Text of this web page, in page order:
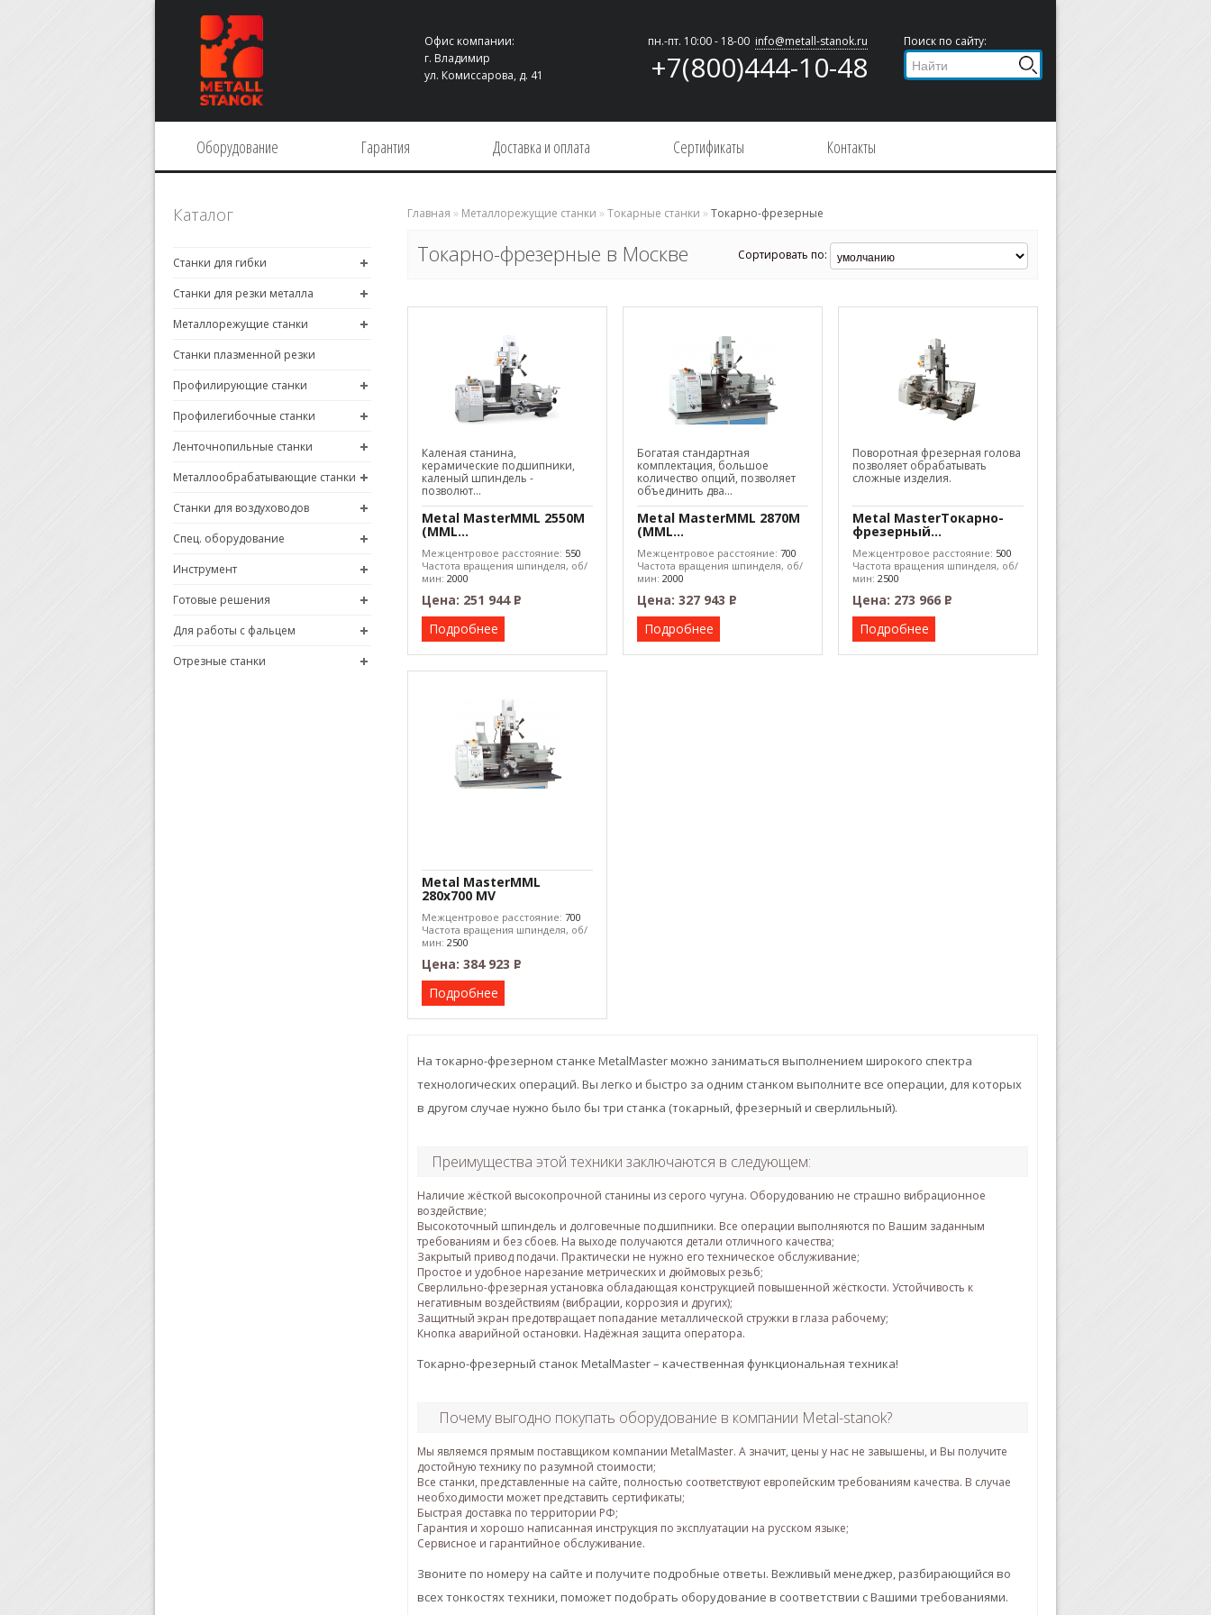
Офис компании:
г. Владимир
ул. Комиссарова, д. 41
пн.-пт. 10:00 - 18-00 info@metall-stanok.ru
+7(800)444-10-48
Поиск по сайту:
Оборудование Гарантия Доставка и оплата Сертификаты Контакты
Каталог
Станки для гибки
Станки для резки металла
Металлорежущие станки
Станки плазменной резки
Профилирующие станки
Профилегибочные станки
Ленточнопильные станки
Металлообрабатывающие станки
Станки для воздуховодов
Спец. оборудование
Инструмент
Готовые решения
Для работы с фальцем
Отрезные станки
Главная » Металлорежущие станки » Токарные станки » Токарно-фрезерные
Токарно-фрезерные в Москве Сортировать по:
Каленая станина,
керамические подшипники,
каленый шпиндель -
позволют...
Metal MasterMML 2550M
(MML...
Межцентровое расстояние: 550
Частота вращения шпинделя, об/
мин: 2000
Цена: 251 944Р
–
Подробнее
Богатая стандартная
комплектация, большое
количество опций, позволяет
объединить два...
Metal MasterMML 2870M
(MML...
Межцентровое расстояние: 700
Частота вращения шпинделя, об/
мин: 2000
Цена: 327 943 Р
–
Подробнее
Поворотная фрезерная голова
позволяет обрабатывать
сложные изделия.
Metal MasterТокарно-
фрезерный...
Межцентровое расстояние: 500
Частота вращения шпинделя, об/
мин: 2500
Цена: 273 966 Р
–
Подробнее
Metal MasterMML
280x700 MV
Межцентровое расстояние: 700
Частота вращения шпинделя, об/
мин: 2500
Цена: 384 923 Р
–
Подробнее
На токарно-фрезерном станке MetalMaster можно заниматься выполнением широкого спектра
технологических операций. Вы легко и быстро за одним станком выполните все операции, для которых
в другом случае нужно было бы три станка (токарный, фрезерный и сверлильный).
Преимущества этой техники заключаются в следующем:
Наличие жёсткой высокопрочной станины из серого чугуна. Оборудованию не страшно вибрационное
воздействие;
Высокоточный шпиндель и долговечные подшипники. Все операции выполняются по Вашим заданным
требованиям и без сбоев. На выходе получаются детали отличного качества;
Закрытый привод подачи. Практически не нужно его техническое обслуживание;
Простое и удобное нарезание метрических и дюймовых резьб;
Сверлильно-фрезерная установка обладающая конструкцией повышенной жёсткости. Устойчивость к
негативным воздействиям (вибрации, коррозия и других);
Защитный экран предотвращает попадание металлической стружки в глаза рабочему;
Кнопка аварийной остановки. Надёжная защита оператора.
Токарно-фрезерный станок MetalMaster – качественная функциональная техника!
Почему выгодно покупать оборудование в компании Metal-stanok?
Мы являемся прямым поставщиком компании MetalMaster. А значит, цены у нас не завышены, и Вы получите
достойную технику по разумной стоимости;
Все станки, представленные на сайте, полностью соответствуют европейским требованиям качества. В случае
необходимости может представить сертификаты;
Быстрая доставка по территории РФ;
Гарантия и хорошо написанная инструкция по эксплуатации на русском языке;
Сервисное и гарантийное обслуживание.
Звоните по номеру на сайте и получите подробные ответы. Вежливый менеджер, разбирающийся во
всех тонкостях техники, поможет подобрать оборудование в соответствии с Вашими требованиями.